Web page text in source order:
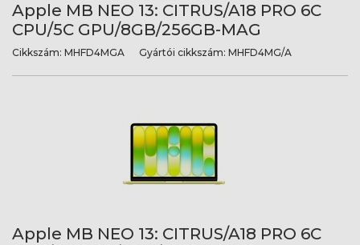
Apple MB NEO 13: CITRUS/A18 PRO 6C
CPU/5C GPU/8GB/256GB-MAG
Cikkszám: MHFD4MGA Gyártói cikkszám: MHFD4MG/A
Apple MB NEO 13: CITRUS/A18 PRO 6C